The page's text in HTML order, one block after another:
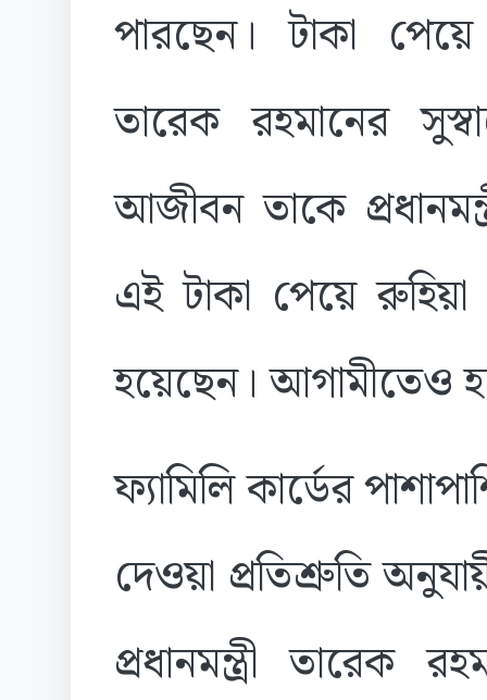
পারছেন। টাকা পেয়ে
তারেক রহমানের
আজীবন তাকে
এই টাকা পেয়ে
হয়েছেন। আগামীতেও
ফ্যামিলি কার্ডের
দেওয়া প্রতিশ্রুতি
প্রধানমন্ত্রী তারেক